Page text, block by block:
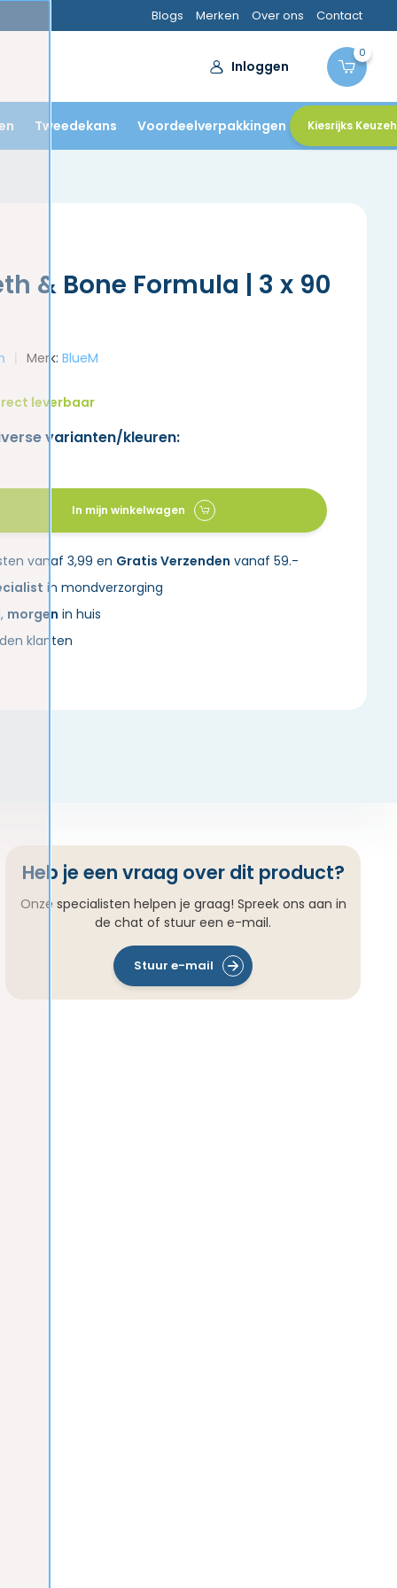
Blogs Merken Over ons Contact
Inloggen
0
Tweedekans Voordeelverpakkingen Kiesrijks
& Bone Formula | 3 x 90
Merk:BlueM
leverbaar
varianten/kleuren:
In mijn winkelwagen
vanaf 3,99 en Gratis Verzenden vanaf 59.-
in mondverzorging
morgen in huis
klanten
Heb je een vraag over dit product?
Onze specialisten helpen je graag! Spreek ons aan in
de chat of stuur een e-mail.
Stuur e-mail